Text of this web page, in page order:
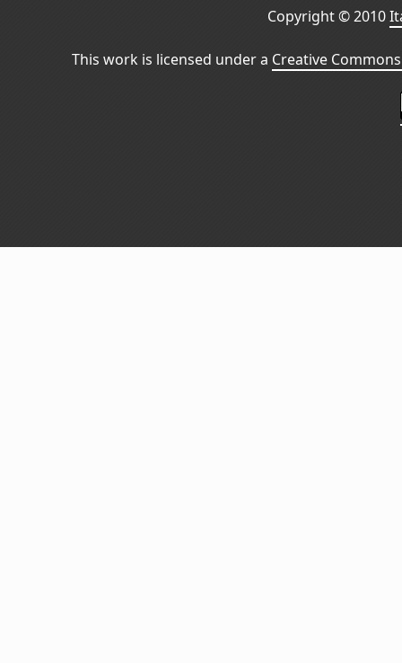
Copyright © 2010
This work is licensed under a Creative